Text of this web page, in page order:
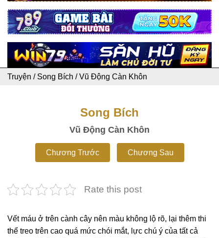
Truyện / Song Bích /Vũ Động Càn Khôn
Song Bích
Vũ Động Càn Khôn
Chương Trước Chương Sau
Rate this post
Vết máu ở trên cành cây nên màu không lộ rõ, lại thêm thi
thể treo trên cao quá mức chói mắt, lực chú ý của tất cả